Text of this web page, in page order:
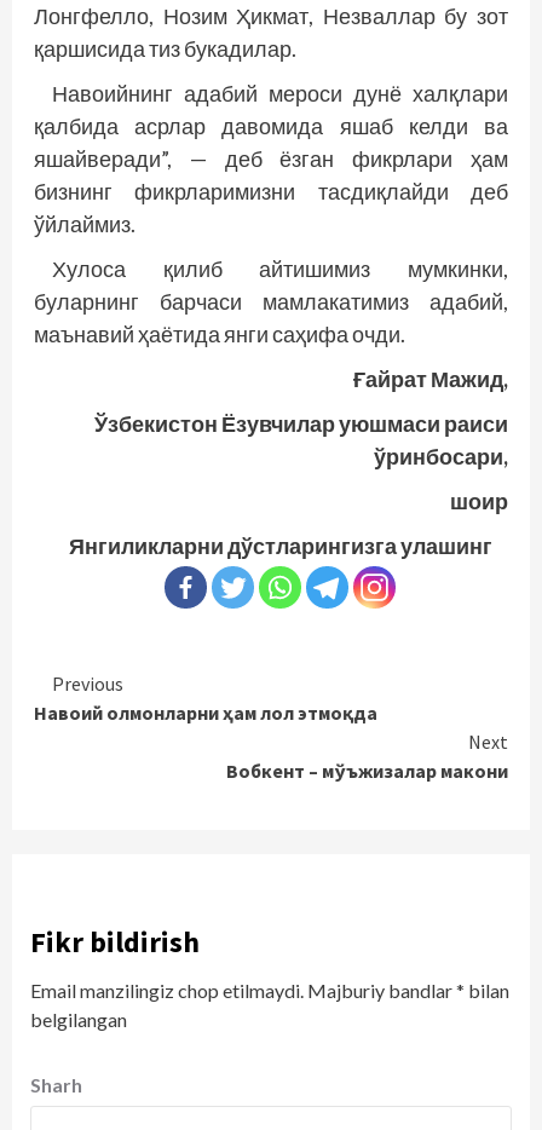
Лонгфелло, Нозим Ҳикмат, Незваллар бу зот
қаршисида тиз букадилар.
Навоийнинг адабий мероси дунё халқлари
қалбида асрлар давомида яшаб келди ва
яшайверади”, — деб ёзган фикрлари ҳам
бизнинг фикрларимизни тасдиқлайди деб
ўйлаймиз.
Хулоса қилиб айтишимиз мумкинки,
буларнинг барчаси мамлакатимиз адабий,
маънавий ҳаётида янги саҳифа очди.
Ғайрат Мажид,
Ўзбекистон Ёзувчилар уюшмаси раиси
ўринбосари,
шоир
Янгиликларни дўстларингизга улашинг
Continue
Reading
Previous
Навоий олмонларни ҳам лол этмоқда
Next
Вобкент – мўъжизалар макони
Fikr bildirish
Email manzilingiz chop etilmaydi. Majburiy bandlar* bilan
belgilangan
Sharh